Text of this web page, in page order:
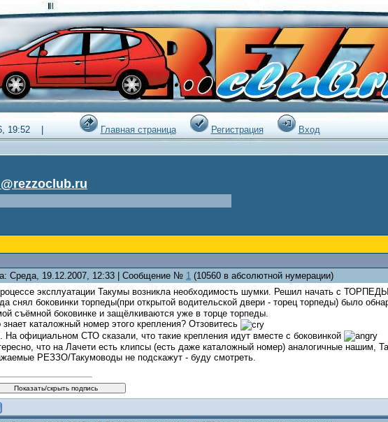
19:52 | Главная страница Регистрация Вход
Среда, 19.12.2007, 12:33 | Сообщение № 1 (10560 в абсолютной нумерации)
эксплуатации Такумы возникла необходимость шумки. Решил начать с
снял боковинки торпеды(при открытой водительской двери - торец торпеды) было
съёмной боковинке и защёлкиваются уже в торце торпеды.
знает каталожный номер этого крепления? Отзовитесь
официальном СТО сказали, что такие крепления идут вместе с боковинкой
что на Лачети есть клипсы (есть даже каталожный номер) аналогичные нашим,
РЕЗЗО/Такумоводы не подскажут - буду смотреть.